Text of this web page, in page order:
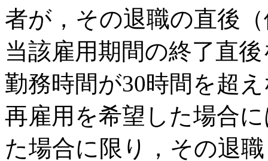
者が，その退職の直後
当該雇用期間の終了直
勤務時間が30時間を超
再雇用を希望した場合
た場合に限り，その退